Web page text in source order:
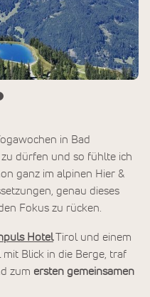
in Bad
dürfen und so fühlte ich
ganz im alpinen Hier &
genau dieses
Fokus zu rücken.
HotelTirol und einem
Blick in die Berge, traf
zum ersten gemeinsamen